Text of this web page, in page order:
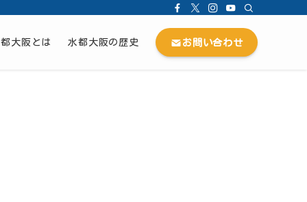
大阪とは 水都大阪の歴史 お問い合わせ